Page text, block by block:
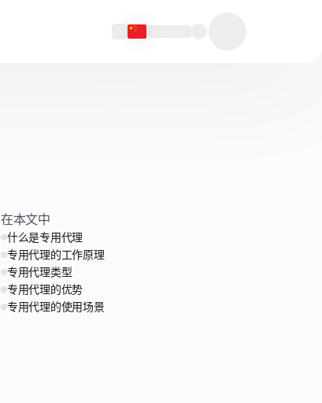
在本文中
什么是专用代理
专用代理的工作原理
专用代理类型
专用代理的优势
专用代理的使用场景